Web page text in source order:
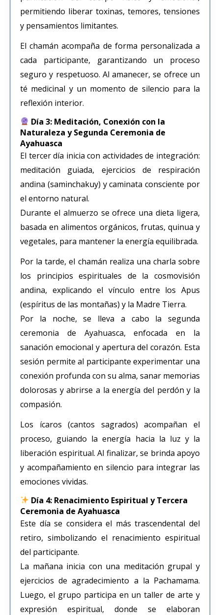
permitiendo liberar toxinas, temores, tensiones
y pensamientos limitantes.
El chamán acompaña de forma personalizada a
cada participante, garantizando un proceso
seguro y respetuoso. Al amanecer, se ofrece un
té medicinal y un momento de silencio para la
reflexión interior.
Día 3: Meditación, Conexión con la
Naturaleza y Segunda Ceremonia de
Ayahuasca
El tercer día inicia con actividades de integración:
meditación guiada, ejercicios de respiración
andina (saminchakuy) y caminata consciente por
el entorno natural.
Durante el almuerzo se ofrece una dieta ligera,
basada en alimentos orgánicos, frutas, quinua y
vegetales, para mantener la energía equilibrada.
Por la tarde, el chamán realiza una charla sobre
los principios espirituales de la cosmovisión
andina, explicando el vínculo entre los Apus
(espíritus de las montañas) y la Madre Tierra.
Por la noche, se lleva a cabo la segunda
ceremonia de Ayahuasca, enfocada en la
sanación emocional y apertura del corazón. Esta
sesión permite al participante experimentar una
conexión profunda con su alma, sanar memorias
dolorosas y abrirse a la energía del perdón y la
compasión.
Los ícaros (cantos sagrados) acompañan el
proceso, guiando la energía hacia la luz y la
liberación espiritual. Al finalizar, se brinda apoyo
y acompañamiento en silencio para integrar las
emociones vividas.
Día 4: Renacimiento Espiritual y Tercera
Ceremonia de Ayahuasca
Este día se considera el más trascendental del
retiro, simbolizando el renacimiento espiritual
del participante.
La mañana inicia con una meditación grupal y
ejercicios de agradecimiento a la Pachamama.
Luego, el grupo participa en un taller de arte y
expresión espiritual, donde se elaboran